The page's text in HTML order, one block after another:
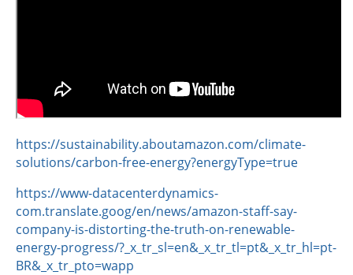
https://sustainability.aboutamazon.com/climate-
solutions/carbon-free-energy?energyType=true
https://www-datacenterdynamics-
com.translate.goog/en/news/amazon-staff-say-
company-is-distorting-the-truth-on-renewable-
energy-progress/?_x_tr_sl=en&_x_tr_tl=pt&_x_tr_hl=pt-
BR&_x_tr_pto=wapp